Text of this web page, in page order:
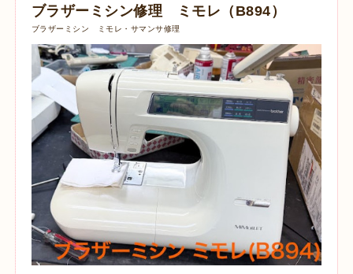
ブラザーミシン修理 ミモレ（B894）
ブラザーミシン ミモレ・サマンサ修理